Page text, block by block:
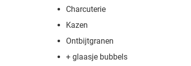
Charcuterie
Kazen
Ontbijtgranen
+ glaasje bubbels